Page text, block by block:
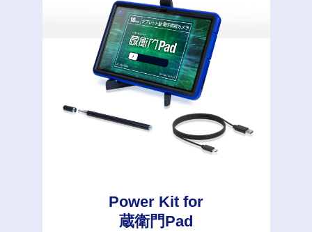
Power Kit for
蔵衛門Pad